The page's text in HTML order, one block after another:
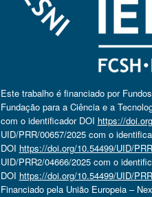
Este trabalho é financiado por
Fundação para a Ciência e a
com o identificador DOI https://
UID/PRR/00657/2025 com o
DOI https://doi.org/10.54499/UID/
UID/PRR2/04666/2025 com o
DOI https://doi.org/10.54499/UID/
Financiado pela União Europeia –